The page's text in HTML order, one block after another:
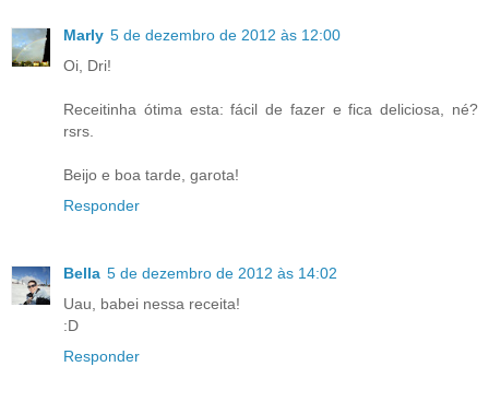
Marly 5 de dezembro de 2012 às 12:00
Oi, Dri!
Receitinha ótima esta: fácil de fazer e fica deliciosa, né?
rsrs.
Beijo e boa tarde, garota!
Responder
Bella 5 de dezembro de 2012 às 14:02
Uau, babei nessa receita!
:D
Responder